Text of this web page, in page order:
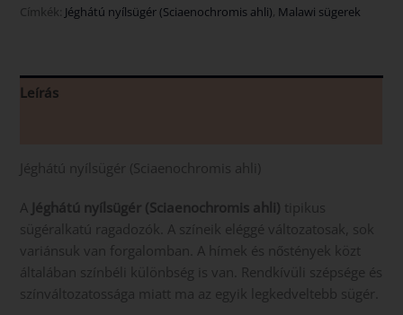
Címkék: Jéghátú nyílsügér (Sciaenochromis ahli), Malawi sügerek
Leírás
Jéghátú nyílsügér (Sciaenochromis ahli)
A Jéghátú nyílsügér (Sciaenochromis ahli) tipikus
sügéralkatú ragadozók. A színeik eléggé változatosak, sok
variánsuk van forgalomban. A hímek és nőstények közt
általában színbéli különbség is van. Rendkívüli szépsége és
színváltozatossága miatt ma az egyik legkedveltebb sügér.